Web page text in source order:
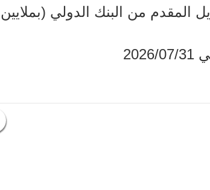
من البنك الدولي (بملايين